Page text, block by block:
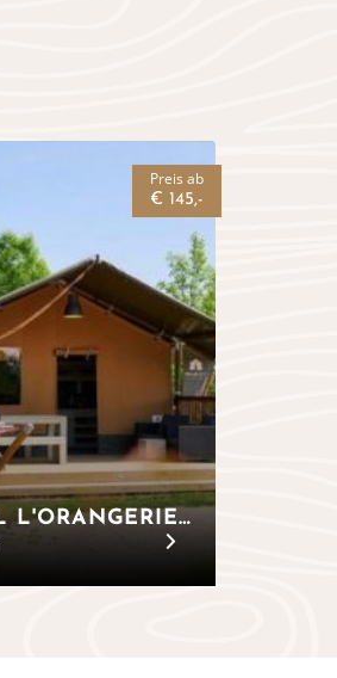
CAMPING CASTEL L'ORANGERIE DE LANNIRON - SAFARIZELTE, BRETAGNE
Preis ab
€ 145,-